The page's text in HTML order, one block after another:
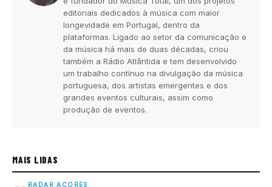
editoriais dedicados à música com maior
longevidade em Portugal, dentro da
plataformas. Ligado ao setor da comunicação e
da música há mais de duas décadas, criou
também a Rádio Atlântida e tem desenvolvido
um trabalho contínuo na divulgação da música
portuguesa, dos artistas emergentes e dos
grandes eventos culturais, assim como
produção de eventos.
MAIS LIDAS
RADAR AÇORES